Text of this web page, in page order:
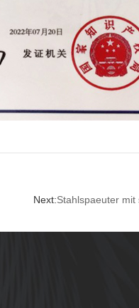
Next:Stahlspaeuter